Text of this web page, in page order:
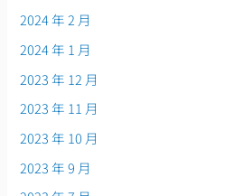
2024 年 2 月
2024 年 1 月
2023 年 12 月
2023 年 11 月
2023 年 10 月
2023 年 9 月